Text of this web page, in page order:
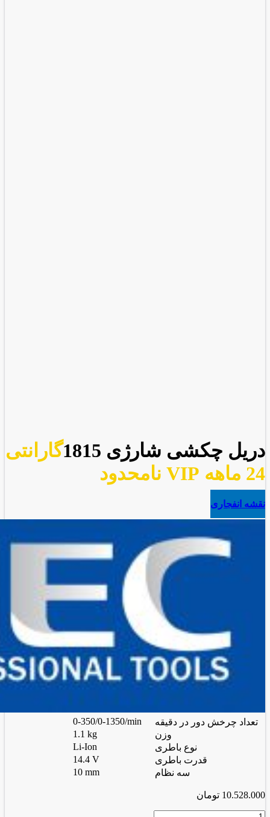
دریل چکشی شارژی 1815
گارانتی
24 ماهه VIP نامحدود
نقشه انفجاری
تعداد چرخش دور در دقیقه
0-350/0-1350/min
وزن
1.1 kg
نوع باطری
Li-Ion
قدرت باطری
14.4 V
سه نظام
10 mm
10.528.000 تومان